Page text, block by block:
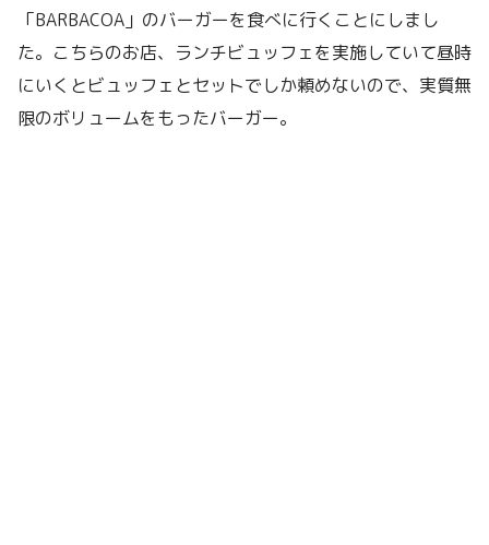
「BARBACOA」のバーガーを食べに行くことにしまし
た。こちらのお店、ランチビュッフェを実施していて昼時
にいくとビュッフェとセットでしか頼めないので、実質無
限のボリュームをもったバーガー。